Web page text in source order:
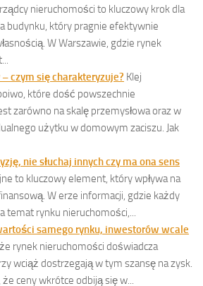
nieruchomości to kluczowy krok dla
budynku, który pragnie efektywnie
W Warszawie, gdzie rynek
czym się charakteryzuje? Klej
które dość powszechnie
zarówno na skalę przemysłowa oraz w
użytku w domowym zaciszu. Jak
nie słuchaj innych czy ma ona sens
to kluczowy element, który wpływa na
W erze informacji, gdzie każdy
temat rynku nieruchomości,...
samego rynku, inwestorów wcale
rynek nieruchomości doświadcza
wciąż dostrzegają w tym szansę na zysk.
ceny wkrótce odbiją się w...